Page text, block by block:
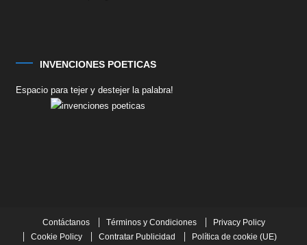
INVENCIONES POETICAS
Espacio para tejer y destejer la palabra!
Contáctanos Términos y Condiciones
Privacy Policy
Cookie Policy
Contratar Publicidad Política de cookie (UE)